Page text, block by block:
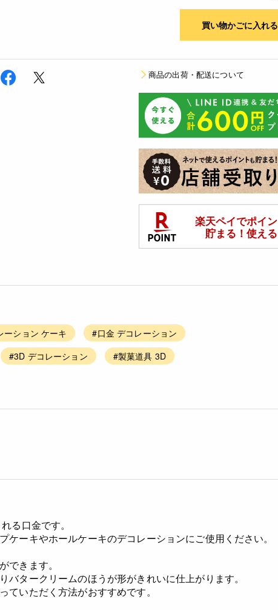
買い物かごに入れる
商品の出荷・配送について
ーション ケーキ
#口金 デコレーション
#3D デコレーション
#製菓道具 3D
る口金です。
ーキやホールケーキのデコレーションにご使用ください。
できます。
タークリームのほうが形がきれいに仕上がります。
いただく方法がおすすめです。